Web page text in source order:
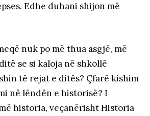
Edhe duhani shijon më
nuk po më thua asgjë, më
se si kaloja në shkollë
të rejat e ditës? Çfarë kishim
në lëndën e historisë? I
historia, veçanërisht Historia